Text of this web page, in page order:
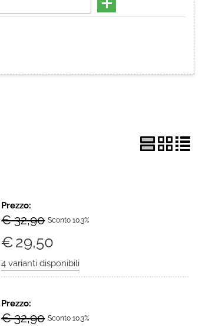
Prezzo:
€ 32,90 Sconto 10.3%
€29,50
Prezzo:
€ 32,90 Sconto 10.3%